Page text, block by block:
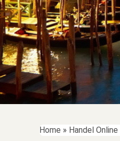
Home » Handel Online